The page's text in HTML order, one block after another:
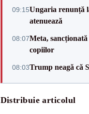
09:15Ungaria renunță
atenuează
08:07Meta,
copiilor
08:03Trump neagă că
Distribuie articolul